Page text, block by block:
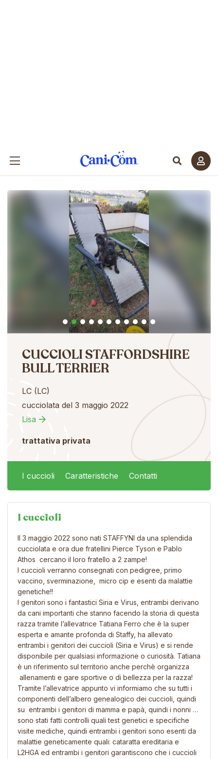
CUCCIOLI STAFFORDSHIRE
BULL TERRIER
LC (LC)
cucciolata del 3 maggio 2022
Lisa
trattativa privata
I cuccioli Caratteristiche Contatti
I cuccioli
Il 3 maggio 2022 sono nati STAFFYNI da una splendida
cucciolata e ora due fratellini Pierce Tyson e Pablo
Athos cercano il loro fratello a 2 zampe!
I cuccioli verranno consegnati con pedigree, primo
vaccino, sverminazione, micro cip e esenti da malattie
genetiche!!
I genitori sono i fantastici Siria e Virus, entrambi derivano
da cani importanti che stanno facendo la storia di questa
razza tramite l’allevatrice Tatiana Ferro che è la super
esperta e amante profonda di Staffy, ha allevato
entrambi i genitori dei cuccioli (Siria e Virus) e si rende
disponibile per qualsiasi informazione o curiosità. Tatiana
è un riferimento sul territorio anche perchè organizza
allenamenti e gare sportive o di bellezza per la razza!
Tramite l’allevatrice appunto vi informiamo che su tutti i
componenti dell’albero genealogico dei cuccioli, quindi
su entrambi i genitori di mamma e papà, quindi i nonni …
sono stati fatti controlli quali test genetici e specifiche
visite mediche, quindi entrambi i genitori sono esenti da
malattie geneticamente quali: cataratta ereditaria e
L2HGA ed entrambi i genitori garantiscono che i cuccioli